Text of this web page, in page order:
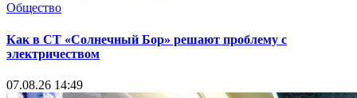
Общество
Как в СТ «Солнечный Бор» решают проблему с
электричеством
07.08.26 14:49